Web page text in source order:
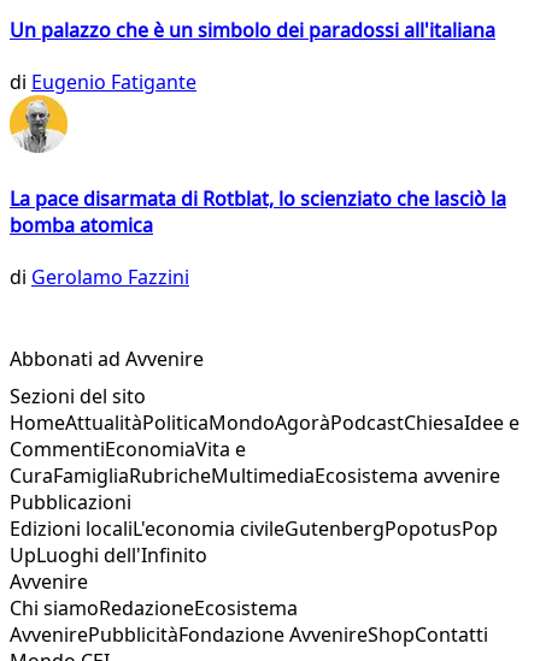
Un palazzo che è un simbolo dei paradossi all'italiana
di Eugenio Fatigante
La pace disarmata di Rotblat, lo scienziato che lasciò la
bomba atomica
di Gerolamo Fazzini
Abbonati ad Avvenire
Sezioni del sito
HomeAttualitàPoliticaMondoAgoràPodcastChiesaIdee e
CommentiEconomiaVita e
CuraFamigliaRubricheMultimediaEcosistema avvenire
Pubblicazioni
Edizioni localiL'economia civileGutenbergPopotusPop
UpLuoghi dell'Infinito
Avvenire
Chi siamoRedazioneEcosistema
AvvenirePubblicitàFondazione AvvenireShopContatti